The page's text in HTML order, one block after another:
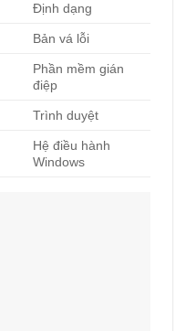
Định dạng
Bản vá lỗi
Phần mềm gián
điệp
Trình duyệt
Hệ điều hành
Windows